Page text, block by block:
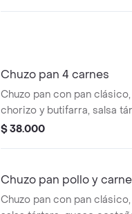
Chuzo pan 4 carnes
Chuzo pan con pan
chorizo y butifarra, salsa
costeño, papita chongo y
$ 38.000
Chuzo pan pollo y carne
Chuzo pan con pan